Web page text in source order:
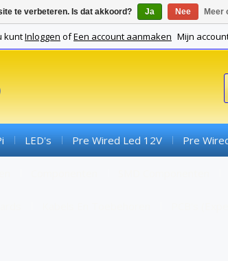
kuntInloggen ofEen account aanmaken Mijn
LED's Pre Wired Led 12V Pre
te verbeteren. Is dat akkoord? Ja Nee Meer